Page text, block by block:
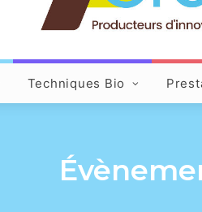
Techniques Bio